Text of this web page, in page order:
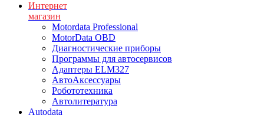
Интернет
магазин
Motordata Professional
MotorData OBD
Диагностические приборы
Программы для автосервисов
Адаптеры ELM327
АвтоАксессуары
Робототехника
Автолитература
Autodata